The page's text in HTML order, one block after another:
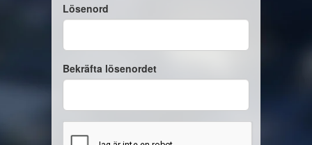
Lösenord
Bekräfta lösenordet